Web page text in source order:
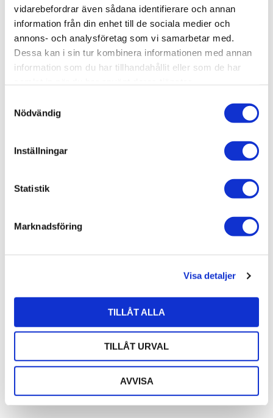
vidarebefordrar även sådana identifierare och annan
information från din enhet till de sociala medier och
annons- och analysföretag som vi samarbetar med.
Dessa kan i sin tur kombinera informationen med annan
information som du har tillhandahållit eller som de har
Nödvändig
Inställningar
Statistik
Marknadsföring
Visa detaljer
TILLÅT ALLA
TILLÅT URVAL
AVVISA
Du
9
Lägg till i favoriter